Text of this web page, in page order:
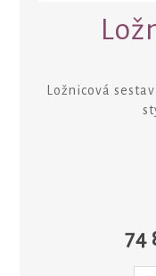
Ložnicová
74